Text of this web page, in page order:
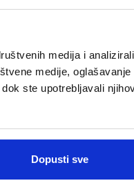
medija i analizirali
medije, oglašavanje
ste upotrebljavali
Dopusti sve
13,60 €